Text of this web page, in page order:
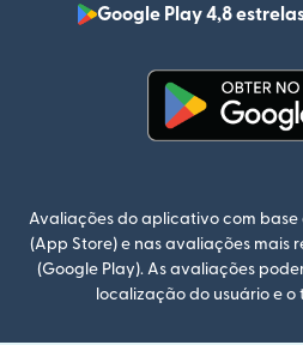
Google Play 4,8
Avaliações do aplicativo com base
(App Store) e nas avaliações mais
(Google Play). As avaliações
localização do usuário e o